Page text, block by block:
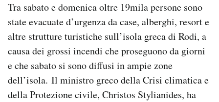
AREA PERSONALE
Area Personale
Newsletter
Notifiche mobile
Tra sabato e domenica oltre 19mila persone sono
state evacuate d’urgenza da case, alberghi, resort e
altre strutture turistiche sull’isola greca di Rodi, a
causa dei grossi incendi che proseguono da giorni
e che sabato si sono diffusi in ampie zone
dell’isola. Il ministro greco della Crisi climatica e
della Protezione civile, Christos Stylianides, ha